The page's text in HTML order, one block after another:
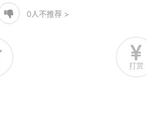
0人不推荐 >
打赏